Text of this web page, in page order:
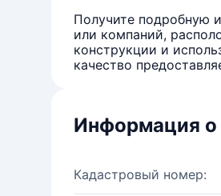
Получите подробную
или компаний,
конструкции и
качество
Информация
Кадастровый номер: